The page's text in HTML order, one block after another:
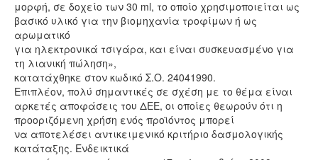
μορφή, σε δοχείο των 30 ml, το οποίο χρησιμοποιείται ως
βασικό υλικό για την βιομηχανία τροφίμων ή ως
αρωματικό
για ηλεκτρονικά τσιγάρα, και είναι συσκευασμένο για
τη λιανική πώληση»,
κατατάχθηκε στον κωδικό Σ.Ο. 24041990.
Επιπλέον, πολύ σημαντικές σε σχέση με το θέμα είναι
αρκετές αποφάσεις του ΔΕΕ, οι οποίες θεωρούν ότι η
προοριζόμενη χρήση ενός προϊόντος μπορεί
να αποτελέσει αντικειμενικό κριτήριο δασμολογικής
κατάταξης. Ενδεικτικά